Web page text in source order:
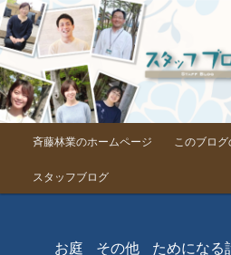
メインメニュー
メインコンテンツへ移動
サブコンテンツへ移動
斉藤林業のホームページ このブロ
スタッフブログ
お庭 その他 ためになる